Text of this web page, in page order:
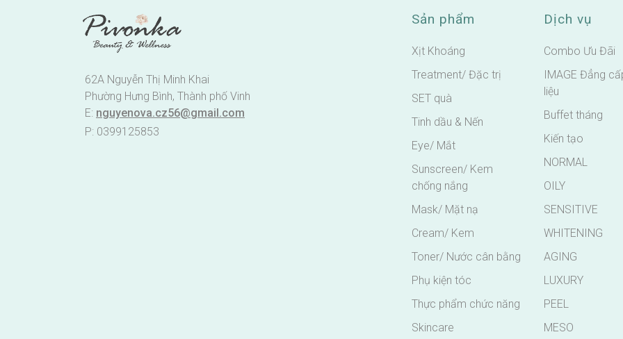
62A Nguyễn Thị Minh Khai
Phường Hưng Bình, Thành phố Vinh
E: nguyenova.cz56@gmail.com
P: 0399125853
Sản phẩm
Xịt Khoáng
Treatment/ Đặc trị
SET quà
Tinh dầu & Nến
Eye/ Mắt
Sunscreen/ Kem
chống nắng
Mask/ Mặt nạ
Cream/ Kem
Toner/ Nước cân bằng
Phụ kiện tóc
Thực phẩm chức năng
Skincare
Dịch vụ
Combo Ưu Đãi
IMAGE Đẳng
liệu
Buffet tháng
Kiến tạo
NORMAL
OILY
SENSITIVE
WHITENING
AGING
LUXURY
PEEL
MESO